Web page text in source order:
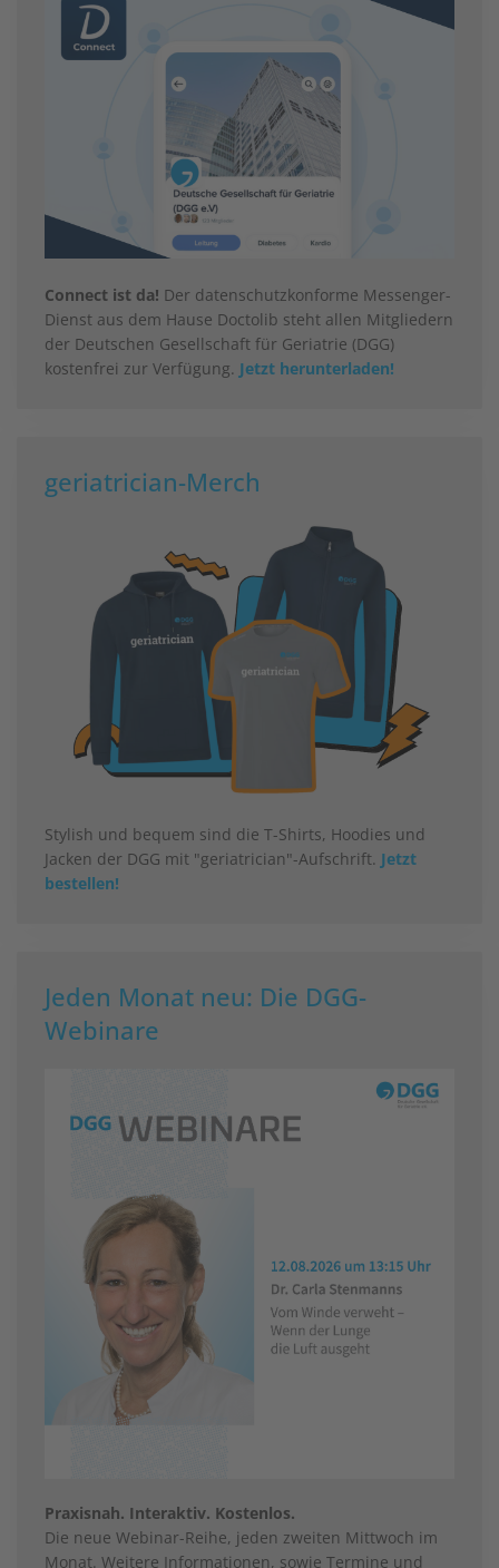
Connect ist da! Der datenschutzkonforme Messenger-
Dienst aus dem Hause Doctolib steht allen Mitgliedern
der Deutschen Gesellschaft für Geriatrie (DGG)
kostenfrei zur Verfügung. Jetzt herunterladen!
geriatrician-Merch
Stylish und bequem sind die T-Shirts, Hoodies und
Jacken der DGG mit "geriatrician"-Aufschrift. Jetzt
bestellen!
Jeden Monat neu: Die DGG-
Webinare
Praxisnah. Interaktiv. Kostenlos.
Die neue Webinar-Reihe, jeden zweiten Mittwoch im
Monat. Weitere Informationen, sowie Termine und